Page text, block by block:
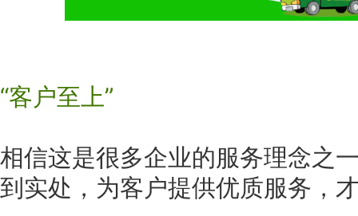
“客户至上”
相信这是很多企业的服务理念之
到实处，为客户提供优质服务，